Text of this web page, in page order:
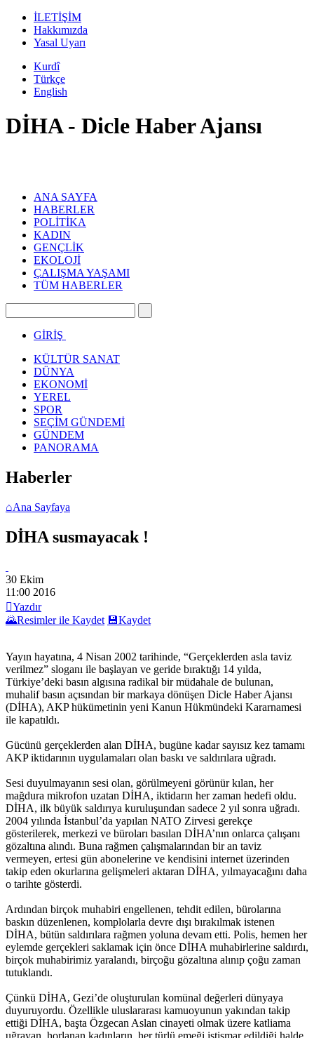
İLETİŞİM
Hakkımızda
Yasal Uyarı
Kurdî
Türkçe
English
DİHA - Dicle Haber Ajansı
ANA SAYFA
HABERLER
POLİTİKA
KADIN
GENÇLİK
EKOLOJİ
ÇALIŞMA YAŞAMI
TÜM HABERLER
GİRİŞ
KÜLTÜR SANAT
DÜNYA
EKONOMİ
YEREL
SPOR
SEÇİM GÜNDEMİ
GÜNDEM
PANORAMA
Haberler
⌂Ana Sayfaya
DİHA susmayacak !
30 Ekim
11:00 2016
Yazdır
🌄Resimler ile Kaydet 💾Kaydet
Yayın hayatına, 4 Nisan 2002 tarihinde, “Gerçeklerden asla taviz
verilmez” sloganı ile başlayan ve geride bıraktığı 14 yılda,
Türkiye’deki basın algısına radikal bir müdahale de bulunan,
muhalif basın açısından bir markaya dönüşen Dicle Haber Ajansı
(DİHA), AKP hükümetinin yeni Kanun Hükmündeki Kararnamesi
ile kapatıldı.
Gücünü gerçeklerden alan DİHA, bugüne kadar sayısız kez tamamı
AKP iktidarının uygulamaları olan baskı ve saldırılara uğradı.
Sesi duyulmayanın sesi olan, görülmeyeni görünür kılan, her
mağdura mikrofon uzatan DİHA, iktidarın her zaman hedefi oldu.
DİHA, ilk büyük saldırıya kuruluşundan sadece 2 yıl sonra uğradı.
2004 yılında İstanbul’da yapılan NATO Zirvesi gerekçe
gösterilerek, merkezi ve büroları basılan DİHA’nın onlarca çalışanı
gözaltına alındı. Buna rağmen çalışmalarından bir an taviz
vermeyen, ertesi gün abonelerine ve kendisini internet üzerinden
takip eden okurlarına gelişmeleri aktaran DİHA, yılmayacağını daha
o tarihte gösterdi.
Ardından birçok muhabiri engellenen, tehdit edilen, bürolarına
baskın düzenlenen, komplolarla devre dışı bırakılmak istenen
DİHA, bütün saldırılara rağmen yoluna devam etti. Polis, hemen her
eylemde gerçekleri saklamak için önce DİHA muhabirlerine saldırdı,
birçok muhabirimiz yaralandı, birçoğu gözaltına alınıp çoğu zaman
tutuklandı.
Çünkü DİHA, Gezi’de oluşturulan komünal değerleri dünyaya
duyuruyordu. Özellikle uluslararası kamuoyunun yakından takip
ettiği DİHA, başta Özgecan Aslan cinayeti olmak üzere katliama
uğrayan, horlanan kadınların, her türlü emeği istismar edildiği halde